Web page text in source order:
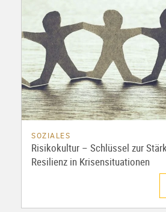
SOZIALES
Risikokultur – Schlüssel zur
Resilienz in Krisensituationen